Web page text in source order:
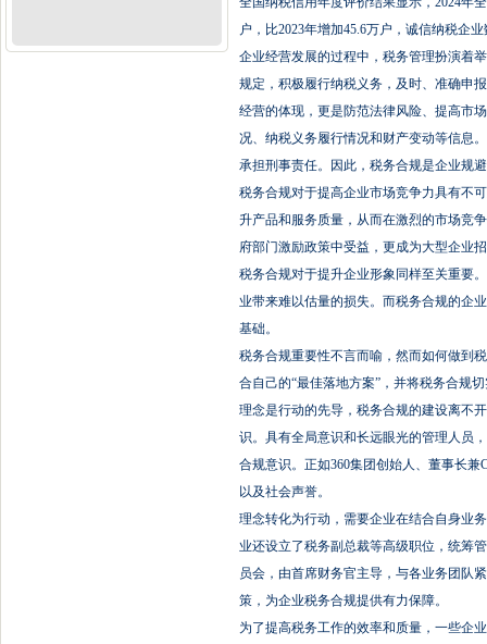
户，比2023年增加45.6万户，诚信纳税企
企业经营发展的过程中，税务管理扮演着
规定，积极履行纳税义务，及时、准确申
经营的体现，更是防范法律风险、提高市
况、纳税义务履行情况和财产变动等信息
承担刑事责任。因此，税务合规是企业规
税务合规对于提高企业市场竞争力具有不
升产品和服务质量，从而在激烈的市场竞
府部门激励政策中受益，更成为大型企业
税务合规对于提升企业形象同样至关重要
业带来难以估量的损失。而税务合规的企
基础。
税务合规重要性不言而喻，然而如何做到
合自己的“最佳落地方案”，并将税务合规
理念是行动的先导，税务合规的建设离不
识。具有全局意识和长远眼光的管理人员
合规意识。正如360集团创始人、董事长
以及社会声誉。
理念转化为行动，需要企业在结合自身业
业还设立了税务副总裁等高级职位，统筹
员会，由首席财务官主导，与各业务团队
策，为企业税务合规提供有力保障。
为了提高税务工作的效率和质量，一些企